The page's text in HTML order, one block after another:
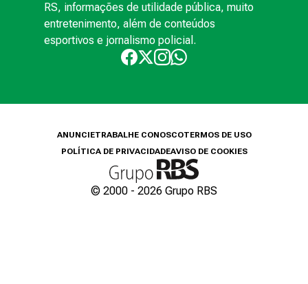
RS, informações de utilidade pública, muito
entretenimento, além de conteúdos
esportivos e jornalismo policial.
ANUNCIETRABALHE CONOSCOTERMOS DE USO
POLÍTICA DE PRIVACIDADEAVISO DE COOKIES
© 2000 - 2026 Grupo RBS